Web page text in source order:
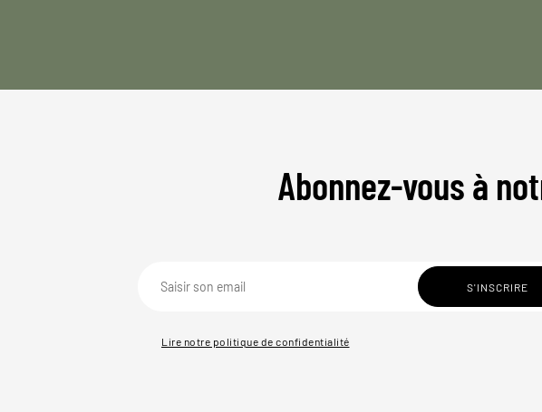
Abonnez-vous à
Lire notre politique de confidentialité